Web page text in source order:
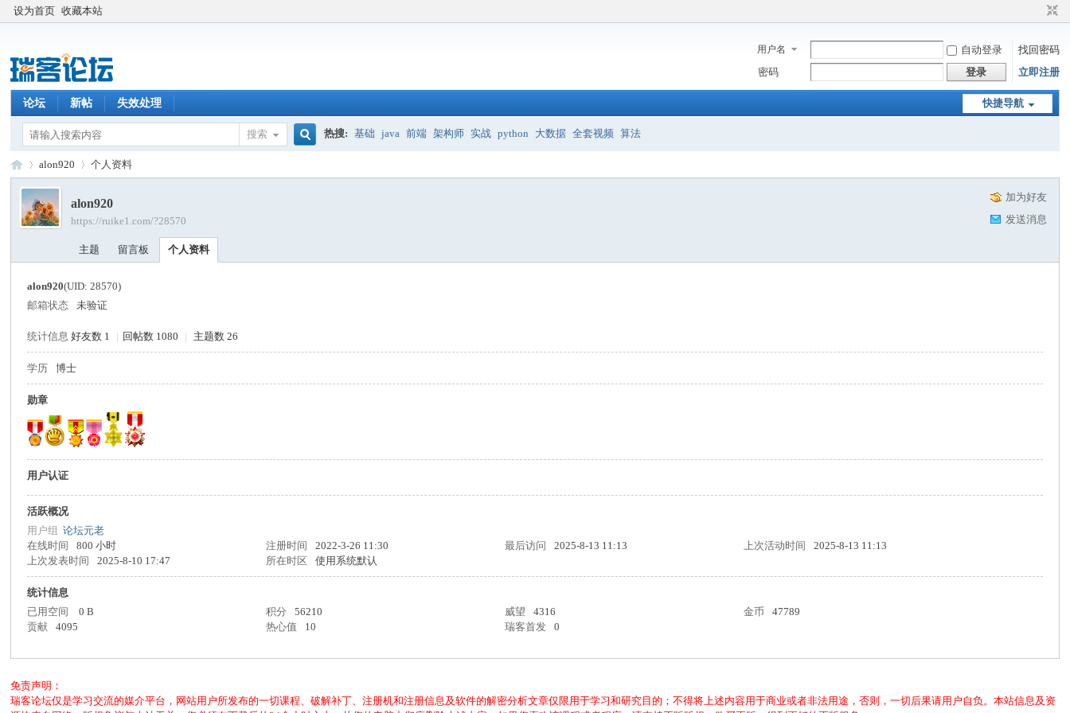
设为首页 收藏本站
用户名 自动登录
找回密码
密码
登录 立即注册
快捷导航
论坛 新帖 失效处理
搜索 热搜: 基础 java 前端 架构师 实战 python 大数据 全套视频 算法
坛
›
alon920 个人资料
加为好友
发送消息
alon920
https://ruike1.com/?28570
主题 留言板 个人资料
alon920(UID: 28570)
邮箱状态
未验证
统计信息 好友数 1 | 回帖数 1080 | 主题数 26
学历 博士
勋章
用户认证
活跃概况
用户组论坛元老
在线时间
800 小时 注册时间 2022-3-26 11:30 最后访问 2025-8-13 11:13 上次活动时间
2025-8-13 11:13
上次发表时间
2025-8-10 17:47 所在时区 使用系统默认
统计信息
已用空间
0 B 积分 56210 威望 4316 金币
47789
贡献
4095 热心值 10 瑞客首发 0
免责声明：
瑞客论坛仅是学习交流的媒介平台，网站用户所发布的一切课程、破解补丁、注册机和注册信息及软件的解密分析文章仅限用于学习和研究目的；不得将上述内容用于商业或者非法用途，否则，一切后果请用户自负。本站信息及资